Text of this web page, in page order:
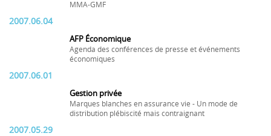
MMA-GMF
2007.06.04
AFP Économique
Agenda des conférences de presse et événements
économiques
2007.06.01
Gestion privée
Marques blanches en assurance vie - Un mode de
distribution plébiscité mais contraignant
2007.05.29